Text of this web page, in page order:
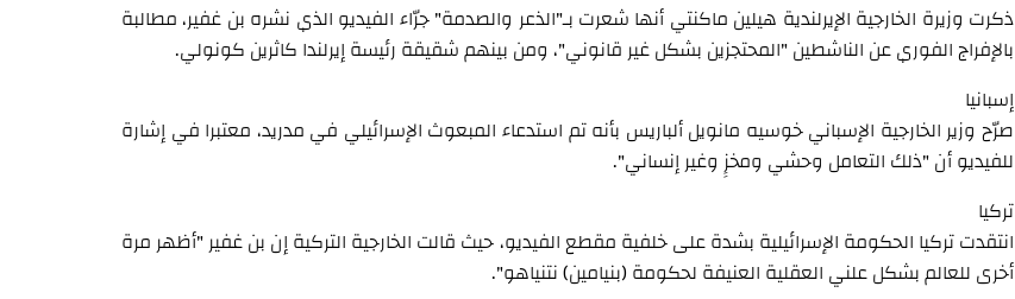
ذكرت وزيرة الخارجية الإيرلندية هيلين ماكنتي أنها شعرت بـ"الذعر والصدمة" جرّاء الفيديو الذي نشره بن غفير، مطالبة
بالإفراج الفوري عن الناشطين "المحتجزين بشكل غير قانوني"، ومن بينهم شقيقة رئيسة إيرلندا كاثرين كونولي.
إسبانيا
صرّح وزير الخارجية الإسباني خوسيه مانويل ألباريس بأنه تم استدعاء المبعوث الإسرائيلي في مدريد، معتبرا في إشارة
للفيديو أن "ذلك التعامل وحشي ومخزٍ وغير إنساني".
تركيا
انتقدت تركيا الحكومة الإسرائيلية بشدة على خلفية مقطع الفيديو، حيث قالت الخارجية التركية إن بن غفير "أظهر مرة
أخرى للعالم بشكل علني العقلية العنيفة لحكومة (بنيامين) نتنياهو".